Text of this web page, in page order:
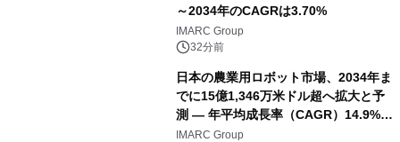
～2034年のCAGRは3.70%
IMARC Group
32分前
日本の農業用ロボット市場、2034年ま
でに15億1,346万米ドル超へ拡大と予
測 ― 年平均成長率（CAGR）14.9%を
記録
IMARC Group